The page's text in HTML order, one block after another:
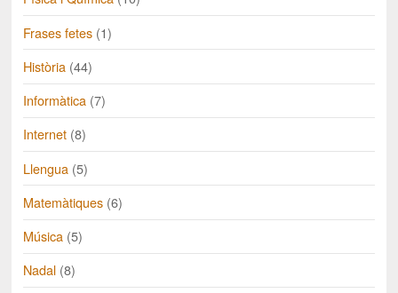
Frases fetes (1)
Història (44)
Informàtica (7)
Internet (8)
Llengua (5)
Matemàtiques (6)
Música (5)
Nadal (8)